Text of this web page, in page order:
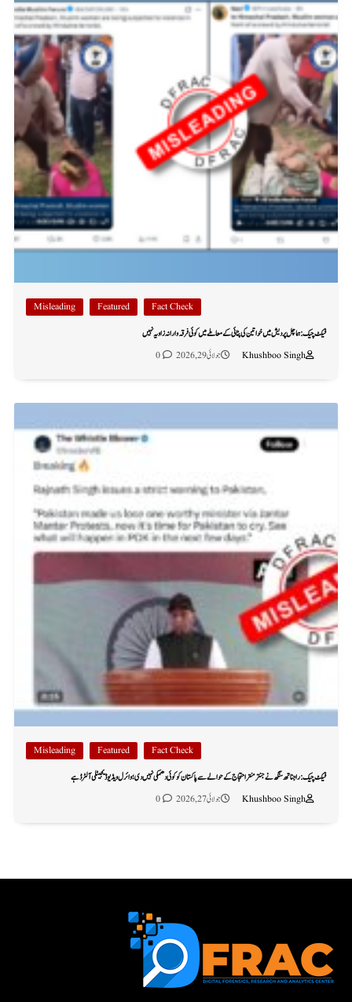
Fact Check
Featured
Misleading
فیکٹ چیک: ہماچل پردیش میں خواتین کی پٹائی کے معاملے میں کوئی فرقہ وارانہ زاویہ نہیں
Khushboo Singh
جولائی 29, 2026 0
Fact Check
Featured
Misleading
فیکٹ چیک: راجناتھ سنگھ نے جنتر منتر احتجاج کے حوالے سے پاکستان کو کوئی دھمکی نہیں دی؛ وائرل ویڈیو ڈیجیٹلی آلٹرڈ ہے
Khushboo Singh
جولائی 27, 2026 0